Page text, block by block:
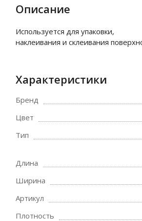
Описание
Используется для упаковки,
наклеивания и склеивания
Характеристики
Бренд
Цвет
Тип
Длина
Ширина
Артикул
Плотность